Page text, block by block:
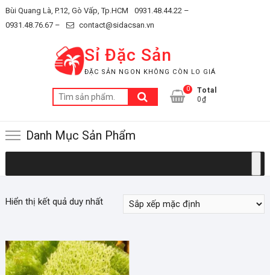
Skip
to
Bùi Quang Là, P.12, Gò Vấp, Tp.HCM
0931.48.44.22 –
0931.48.76.67 –
contact@sidacsan.vn
Sỉ Đặc Sản
ĐẶC SẢN NGON KHÔNG CÒN LO GIÁ
Tìm
kiếm:
0
Total
0₫
Danh Mục Sản Phẩm
Hiển thị kết quả duy nhất